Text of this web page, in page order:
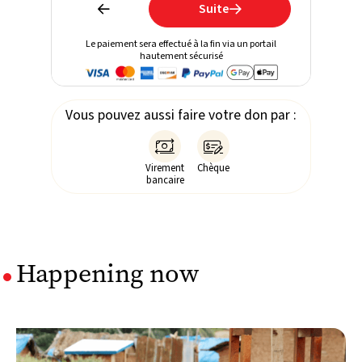
 Suite
Le paiement sera effectué à la fin via un portail
hautement sécurisé
Vous pouvez aussi faire votre don par :

Virement
bancaire

Chèque
Happening now